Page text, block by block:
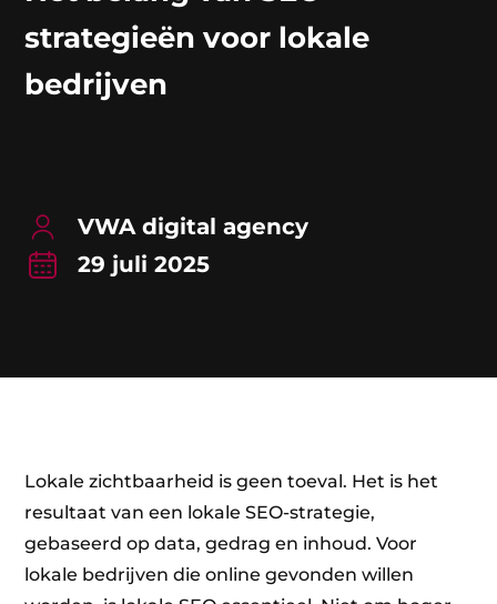
strategieën voor lokale
bedrijven
VWA digital agency
29 juli 2025
Lokale zichtbaarheid is geen toeval. Het is het
resultaat van een lokale SEO-strategie,
gebaseerd op data, gedrag en inhoud. Voor
lokale bedrijven die online gevonden willen